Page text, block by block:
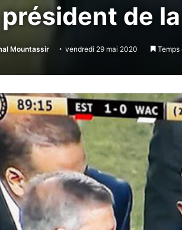
de
Mountassir vendredi 29 mai 2020 Temps